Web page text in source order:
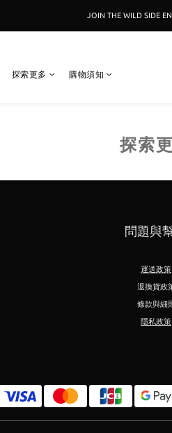
加入成為新冒險者,即
JOIN THE WILD SIDE
探索更多 購物須知
探索
問題與
運送政策
退換貨政
條款與細
隱私政策